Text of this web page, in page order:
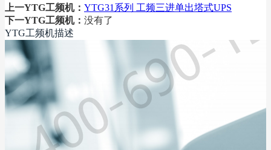
上一YTG工频机： YTG31系列 工频三进单出塔式UPS
下一YTG工频机： 没有了
YTG工频机描述